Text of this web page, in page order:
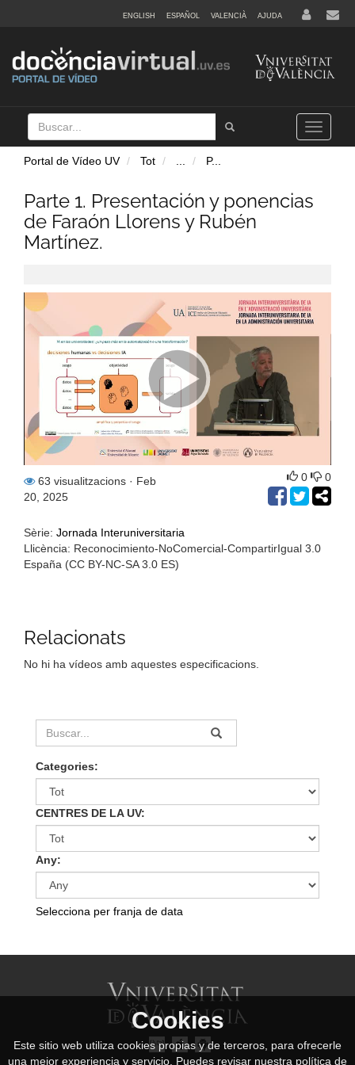
ENGLISH ESPAÑOL VALENCIÀ AJUDA
Buscar
Tramet
Toggle
navigation
Portal de Vídeo UV Tot P...
Parte 1. Presentación y ponencias
de Faraón Llorens y Rubén
Martínez.
63 visualitzacions · Feb
20, 2025
0 0
Sèrie: Jornada Interuniversitaria
Llicència: Reconocimiento-NoComercial-CompartirIgual 3.0
España (CC BY-NC-SA 3.0 ES)
Relacionats
No hi ha vídeos amb aquestes especificacions.
Categories:
CENTRES DE LA UV:
Any:
Selecciona per franja de data
Cookies
Este sitio web utiliza cookies propias y de terceros, para ofrecerle
una mejor experiencia y servicio. Puedes revisar nuestra política de